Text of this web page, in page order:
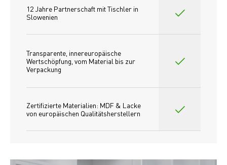
12 Jahre Partnerschaft mit Tischler in
Slowenien
Transparente, innereuropäische
Wertschöpfung, vom Material bis zur
Verpackung
Zertifizierte Materialien: MDF & Lacke
von europäischen Qualitätsherstellern